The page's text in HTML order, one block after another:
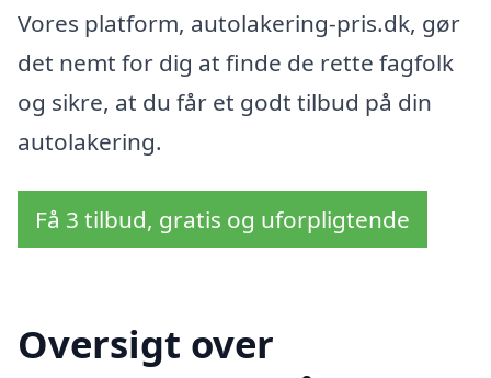
Vores platform, autolakering-pris.dk, gør
det nemt for dig at finde de rette fagfolk
og sikre, at du får et godt tilbud på din
autolakering.
Få 3 tilbud, gratis og uforpligtende
Oversigt over